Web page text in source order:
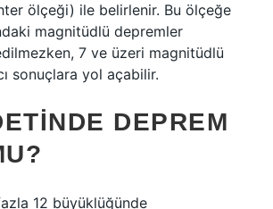
ölçeği) ile belirlenir. Bu ölçeğe
magnitüdlü depremler
7 ve üzeri magnitüdlü
sonuçlara yol açabilir.
DEPREM
12 büyüklüğünde